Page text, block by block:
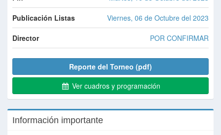
Publicación Listas Viernes, 06 de Octubre del 2023
Director POR CONFIRMAR
Reporte del Torneo (pdf)
Ver cuadros y programación
Información importante